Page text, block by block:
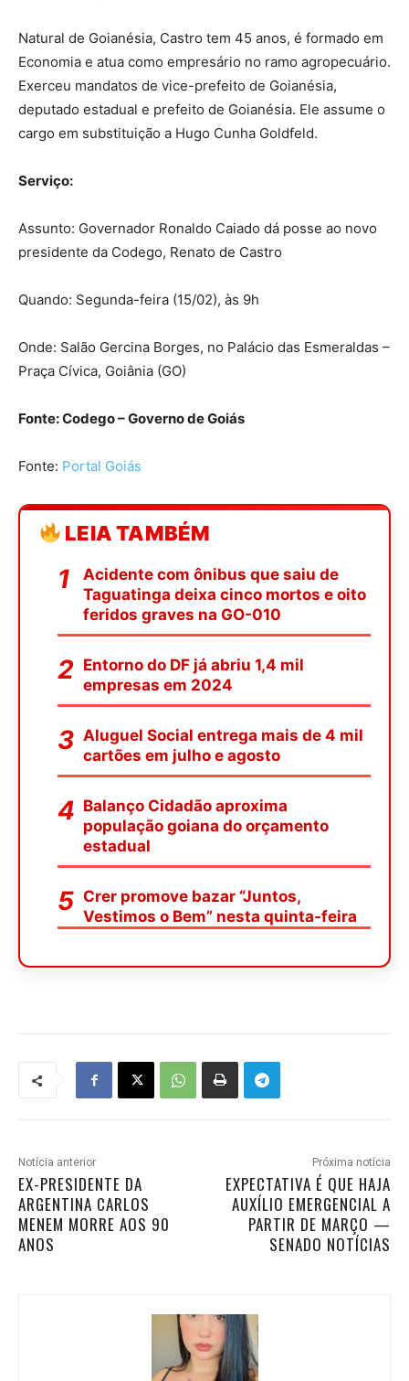
Natural de Goianésia, Castro tem 45 anos, é formado em
Economia e atua como empresário no ramo agropecuário.
Exerceu mandatos de vice-prefeito de Goianésia,
deputado estadual e prefeito de Goianésia. Ele assume o
cargo em substituição a Hugo Cunha Goldfeld.
Serviço:
Assunto: Governador Ronaldo Caiado dá posse ao novo
presidente da Codego, Renato de Castro
Quando: Segunda-feira (15/02), às 9h
Onde: Salão Gercina Borges, no Palácio das Esmeraldas –
Praça Cívica, Goiânia (GO)
Fonte: Codego – Governo de Goiás
Fonte: Portal Goiás
LEIA TAMBÉM
Acidente com ônibus que saiu de
Taguatinga deixa cinco mortos e oito
feridos graves na GO-010
Entorno do DF já abriu 1,4 mil
empresas em 2024
Aluguel Social entrega mais de 4 mil
cartões em julho e agosto
Balanço Cidadão aproxima
população goiana do orçamento
estadual
Crer promove bazar “Juntos,
Vestimos o Bem” nesta quinta-feira
Notícia anterior
EX-PRESIDENTE DA
ARGENTINA CARLOS
MENEM MORRE AOS 90
ANOS
Próxima notícia
EXPECTATIVA É QUE HAJA
AUXÍLIO EMERGENCIAL A
PARTIR DE MARÇO —
SENADO NOTÍCIAS